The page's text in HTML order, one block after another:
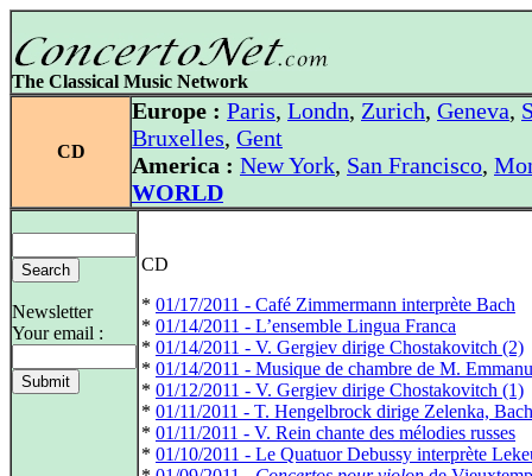
The Classical Music Network
CD
Europe : Paris, Londn, Zurich, Geneva,
Bruxelles, Gent
America : New York, San Francisco,
WORLD
Newsletter
Your email :
CD
* 01/17/2011 - Café Zimmermann interprète Bach
* 01/14/2011 - L’ensemble Lingua Franca
* 01/14/2011 - V. Gergiev dirige Chostakovitch (2)
* 01/14/2011 - Musique de chambre de M.
* 01/12/2011 - V. Gergiev dirige Chostakovitch (1)
* 01/11/2011 - T. Hengelbrock dirige Zelenka,
* 01/11/2011 - V. Rein chante des mélodies russes
* 01/10/2011 - Le Quatuor Debussy interprète